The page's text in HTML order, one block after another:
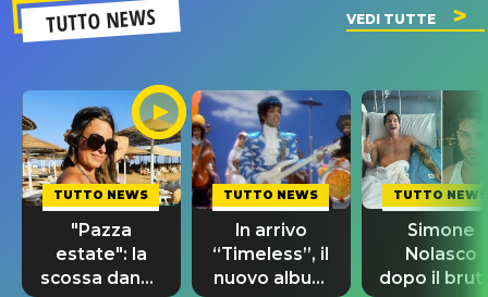
TUTTO NEWS VEDI TUTTE
TUTTO NEWS
"Pazza
estate": la
scossa dance
TUTTO NEWS
In arrivo
“Timeless”, il
nuovo album
TUTTO NEWS
Simone
Nolasco
dopo il